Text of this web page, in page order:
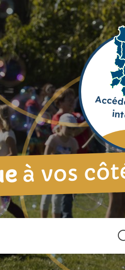
à vos